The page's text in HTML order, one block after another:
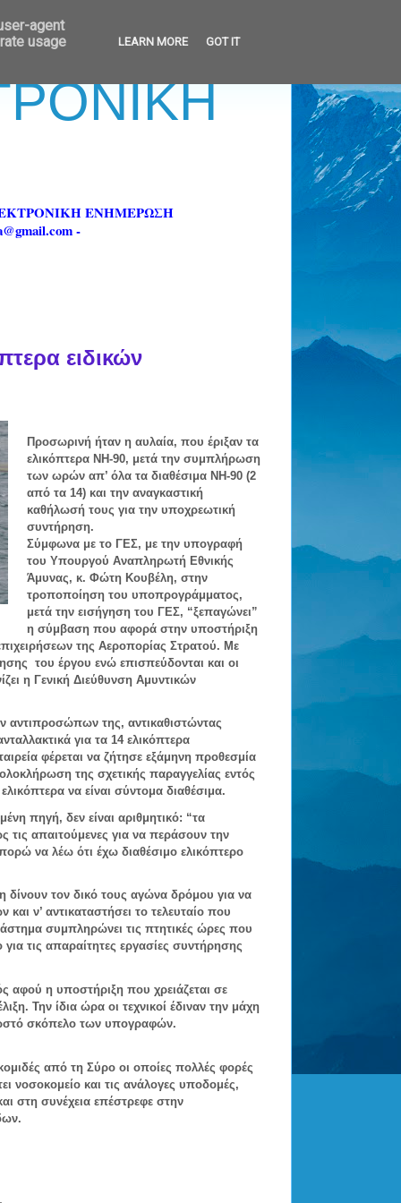
ΕΝΗΜΕΡΩΣΗ
-
ειδικών
Προσωρινή ήταν η αυλαία, που έριξαν τα
ελικόπτερα NH-90, μετά την συμπλήρωση
των ωρών απ’ όλα τα διαθέσιμα ΝΗ-90 (2
από τα 14) και την αναγκαστική
καθήλωσή τους για την υποχρεωτική
συντήρηση.
Σύμφωνα με το ΓΕΣ, με την υπογραφή
του Υπουργού Αναπληρωτή Εθνικής
Άμυνας, κ. Φώτη Κουβέλη, στην
τροποποίηση του υποπρογράμματος,
μετά την εισήγηση του ΓΕΣ, “ξεπαγώνει”
η σύμβαση που αφορά στην υποστήριξη
της Αεροπορίας Στρατού. Με
του έργου ενώ επισπεύδονται και οι
η Γενική Διεύθυνση Αμυντικών
αντιπροσώπων της, αντικαθιστώντας
για τα 14 ελικόπτερα
φέρεται να ζήτησε εξάμηνη προθεσμία
της σχετικής παραγγελίας εντός
να είναι σύντομα διαθέσιμα.
πηγή, δεν είναι αριθμητικό: “τα
τις απαιτούμενες για να περάσουν την
να λέω ότι έχω διαθέσιμο ελικόπτερο
δίνουν τον δικό τους αγώνα δρόμου για να
ν’ αντικαταστήσει το τελευταίο που
συμπληρώνει τις πτητικές ώρες που
τις απαραίτητες εργασίες συντήρησης
αφού η υποστήριξη που χρειάζεται σε
Την ίδια ώρα οι τεχνικοί έδιναν την μάχη
σκόπελο των υπογραφών.
από τη Σύρο οι οποίες πολλές φορές
νοσοκομείο και τις ανάλογες υποδομές,
στη συνέχεια επέστρεφε στην
agent
usage
LEARN MORE GOT IT